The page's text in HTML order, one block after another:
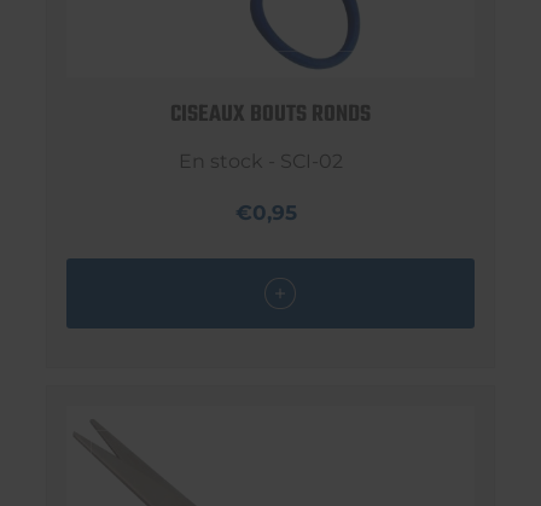
CISEAUX BOUTS RONDS
En stock - SCI-02
€0,95